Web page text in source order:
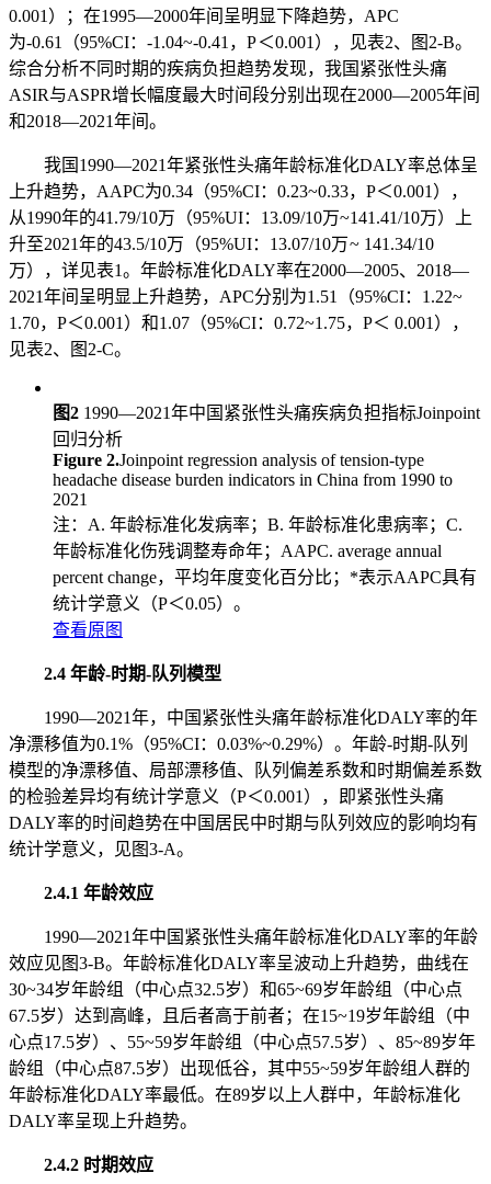
0.001）；在1995—2000年间呈明显下降趋势，APC
为-0.61（95%CI：-1.04~-0.41，P ＜0.001），见表2、图2-B。
综合分析不同时期的疾病负担趋势发现，我国紧张性头痛
ASIR与ASPR增长幅度最大时间段分别出现在2000—2005年间
和2018—2021年间。
我国1990—2021年紧张性头痛年龄标准化DALY率总体呈
上升趋势，AAPC为0.34（95%CI：0.23~0.33，P＜0.001），
从1990年的41.79/10万（95%UI：13.09/10万~141.41/10万）上
升至2021年的43.5/10万（95%UI：13.07/10万 ~ 141.34/10
万），详见表1。年龄标准化DALY率在2000—2005、2018—
2021年间呈明显上升趋势，APC分别为1.51（95%CI：1.22~
1.70，P＜0.001）和1.07（95%CI：0.72~1.75，P＜ 0.001），
见表2、图2-C。
图2 1990—2021年中国紧张性头痛疾病负担指标Joinpoint
回归分析
Figure 2.Joinpoint regression analysis of tension-type
headache disease burden indicators in China from 1990 to
2021
注：A. 年龄标准化发病率；B. 年龄标准化患病率；C.
年龄标准化伤残调整寿命年；AAPC. average annual
percent change，平均年度变化百分比；*表示AAPC具有
统计学意义（P＜0.05）。
查看原图
2.4 年龄-时期-队列模型
1990—2021年，中国紧张性头痛年龄标准化DALY率的年
净漂移值为0.1%（95%CI：0.03%~0.29%）。年龄-时期-队列
模型的净漂移值、局部漂移值、队列偏差系数和时期偏差系数
的检验差异均有统计学意义（P＜0.001），即紧张性头痛
DALY率的时间趋势在中国居民中时期与队列效应的影响均有
统计学意义，见图3-A。
2.4.1 年龄效应
1990—2021年中国紧张性头痛年龄标准化DALY率的年龄
效应见图3-B。年龄标准化DALY率呈波动上升趋势，曲线在
30~34岁年龄组（中心点32.5岁）和65~69岁年龄组（中心点
67.5岁）达到高峰，且后者高于前者；在15~19岁年龄组（中
心点17.5岁）、55~59岁年龄组（中心点57.5岁）、85~89岁年
龄组（中心点87.5岁）出现低谷，其中55~59岁年龄组人群的
年龄标准化DALY率最低。在89岁以上人群中，年龄标准化
DALY率呈现上升趋势。
2.4.2 时期效应